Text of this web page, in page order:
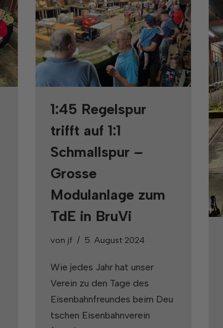
1:45 Regelspur
trifft auf 1:1
Schmallspur –
Grosse
Modulanlage zum
TdE in BruVi
von jf 5. August 2024
Wie jedes Jahr hat unser
Verein zu den Tage des
Eisenbahnfreundes beim Deu
tschen Eisenbahnverein